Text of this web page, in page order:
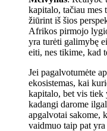
kapitalo, tačiau
žiūrint iš šios
Afrikos pirmojo
yra turėti galimybę
eiti, nes tikime, kad
Jei pagalvotumėte
ekosistemas, kai
kapitalo, bet vis tiek
kadangi darome
apgalvotai sakome,
vaidmuo taip pat